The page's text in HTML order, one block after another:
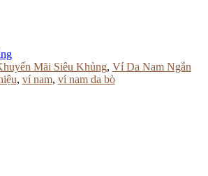
Mãi Siêu Khủng, Ví Da Nam Ngắn
, ví nam, ví nam da bò